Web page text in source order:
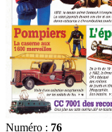
Numéro : 76